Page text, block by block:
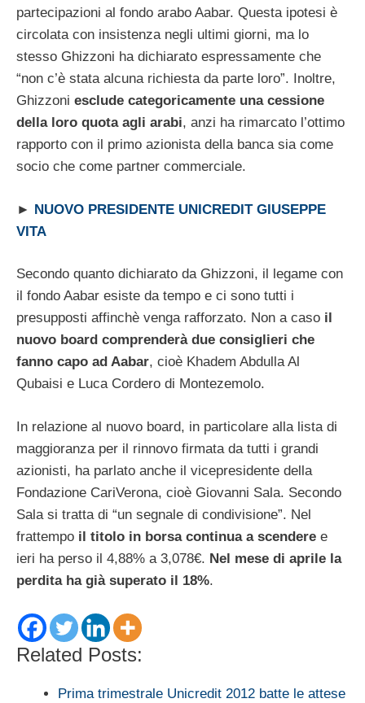
partecipazioni al fondo arabo Aabar. Questa ipotesi è
circolata con insistenza negli ultimi giorni, ma lo
stesso Ghizzoni ha dichiarato espressamente che
“non c’è stata alcuna richiesta da parte loro”. Inoltre,
Ghizzoni esclude categoricamente una cessione
della loro quota agli arabi, anzi ha rimarcato l’ottimo
rapporto con il primo azionista della banca sia come
socio che come partner commerciale.
► NUOVO PRESIDENTE UNICREDIT GIUSEPPE
VITA
Secondo quanto dichiarato da Ghizzoni, il legame con
il fondo Aabar esiste da tempo e ci sono tutti i
presupposti affinchè venga rafforzato. Non a caso il
nuovo board comprenderà due consiglieri che
fanno capo ad Aabar, cioè Khadem Abdulla Al
Qubaisi e Luca Cordero di Montezemolo.
In relazione al nuovo board, in particolare alla lista di
maggioranza per il rinnovo firmata da tutti i grandi
azionisti, ha parlato anche il vicepresidente della
Fondazione CariVerona, cioè Giovanni Sala. Secondo
Sala si tratta di “un segnale di condivisione”. Nel
frattempo il titolo in borsa continua a scendere e
ieri ha perso il 4,88% a 3,078€. Nel mese di aprile la
perdita ha già superato il 18%.
Related Posts:
Prima trimestrale Unicredit 2012 batte le attese